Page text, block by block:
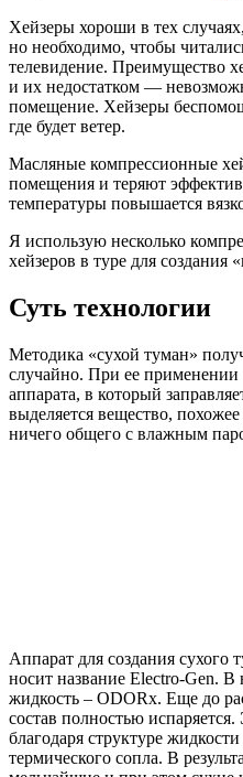
Хейзеры хороши в тех
но необходимо, чтобы
телевидение. Преимущество
и их недостатком —
помещение. Хейзеры
где будет ветер.
Масляные компрессионные
помещения и теряют
температуры повышается
Я использую несколько
хейзеров в туре для создания
Суть технологии
Методика «сухой туман»
случайно. При ее
аппарата, в который
выделяется вещество,
ничего общего с влажным
Аппарат для создания
носит название Electro-Gen. В
жидкость – ODORx. Еще до
состав полностью
благодаря структуре
термического сопла. В